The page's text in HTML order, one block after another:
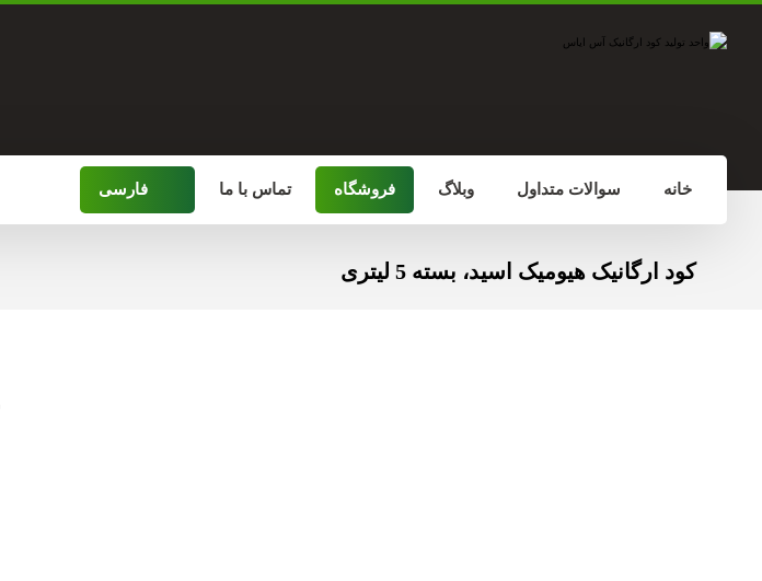
خانه سوالات متداول وبلاگ فروشگاه تماس با ما فارسی
کود ارگانیک هیومیک اسید، بسته 5 لیتری